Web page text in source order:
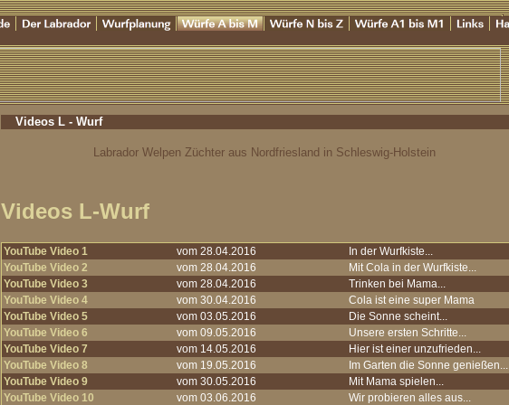
Videos L - Wurf
Labrador Welpen Züchter aus Nordfriesland in Schleswig-Holstein
Videos L-Wurf
YouTube Video 1 vom 28.04.2016
In der Wurfkiste...
YouTube Video 2
vom 28.04.2016
Mit Cola in der Wurfkiste...
YouTube Video 3
vom 28.04.2016
Trinken bei Mama...
YouTube Video 4
vom 30.04.2016
Cola ist eine super Mama
YouTube Video 5
vom 03.05.2016
Die Sonne scheint...
YouTube Video 6
vom 09.05.2016
Unsere ersten Schritte...
YouTube Video 7
vom 14.05.2016
Hier ist einer unzufrieden...
YouTube Video 8
vom 19.05.2016
Im Garten die Sonne genießen...
YouTube Video 9
vom 30.05.2016
Mit Mama spielen...
YouTube Video 10
vom 03.06.2016 Wir probieren alles aus...